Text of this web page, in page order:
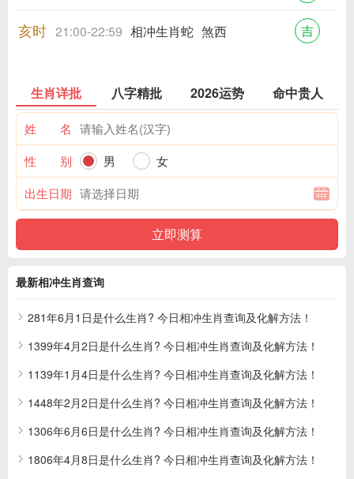
亥时 21:00-22:59 相冲生肖蛇 煞西 吉
生肖详批 八字精批 2026运势 命中贵人
姓 名
性 别
男
女
出生日期
最新相冲生肖查询
281年6月1日是什么生肖? 今日相冲生肖查询及化解方法！
1399年4月2日是什么生肖? 今日相冲生肖查询及化解方法！
1139年1月4日是什么生肖? 今日相冲生肖查询及化解方法！
1448年2月2日是什么生肖? 今日相冲生肖查询及化解方法！
1306年6月6日是什么生肖? 今日相冲生肖查询及化解方法！
1806年4月8日是什么生肖? 今日相冲生肖查询及化解方法！